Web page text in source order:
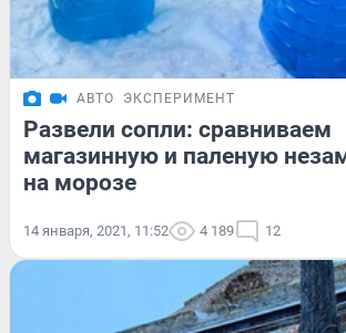
АВТО ЭКСПЕРИМЕНТ
Развели сопли: сравниваем
магазинную и паленую
на морозе
14 января, 2021, 11:52 4 189 12